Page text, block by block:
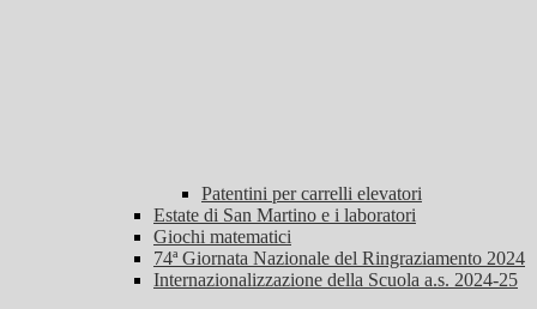
Patentini per carrelli elevatori
Estate di San Martino e i laboratori
Giochi matematici
74ª Giornata Nazionale del Ringraziamento 2024
Internazionalizzazione della Scuola a.s. 2024-25